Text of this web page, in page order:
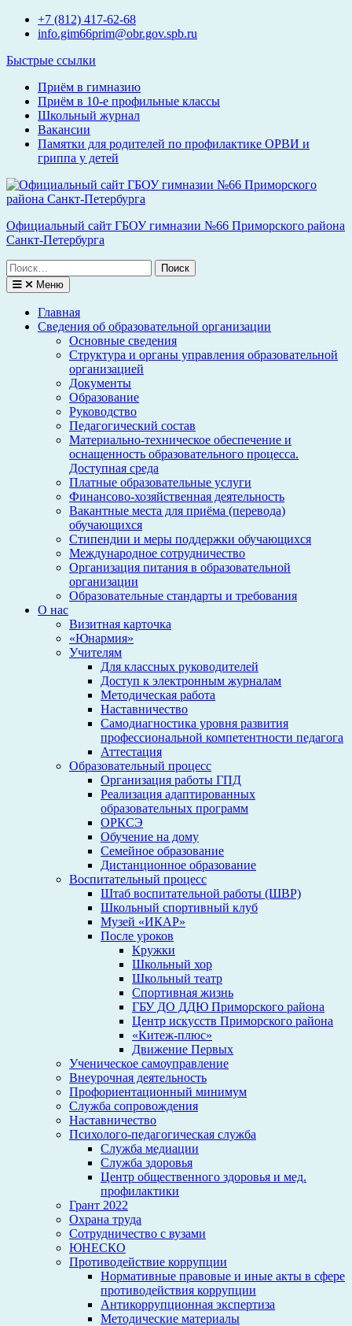
Перейти+7 (812) 417-62-68
info.gim66prim@obr.gov.spb.ru
Быстрые ссылки
Приём в гимназию
Приём в 10-е профильные классы
Школьный журнал
Вакансии
Памятки для родителей по профилактике ОРВИ и
гриппа у детей
Официальный сайт ГБОУ гимназии №66 Приморского района
Санкт-Петербурга
Поиск
по:
Меню
Главная
Сведения об образовательной организации
Основные сведения
Структура и органы управления образовательной
организацией
Документы
Образование
Руководство
Педагогический состав
Материально-техническое обеспечение и
оснащенность образовательного процесса.
Доступная среда
Платные образовательные услуги
Финансово-хозяйственная деятельность
Вакантные места для приёма (перевода)
обучающихся
Стипендии и меры поддержки обучающихся
Международное сотрудничество
Организация питания в образовательной
организации
Образовательные стандарты и требования
О нас
Визитная карточка
«Юнармия»
Учителям
Для классных руководителей
Доступ к электронным журналам
Методическая работа
Наставничество
Самодиагностика уровня развития
профессиональной компетентности педагога
Аттестация
Образовательный процесс
Организация работы ГПД
Реализация адаптированных
образовательных программ
ОРКСЭ
Обучение на дому
Семейное образование
Дистанционное образование
Воспитательный процесс
Штаб воспитательной работы (ШВР)
Школьный спортивный клуб
Музей «ИКАР»
После уроков
Кружки
Школьный хор
Школьный театр
Спортивная жизнь
ГБУ ДО ДДЮ Приморского района
Центр искусств Приморского района
«Китеж-плюс»
Движение Первых
Ученическое самоуправление
Внеурочная деятельность
Профориентационный минимум
Служба сопровождения
Наставничество
Психолого-педагогическая служба
Служба медиации
Служба здоровья
Центр общественного здоровья и мед.
профилактики
Грант 2022
Охрана труда
Сотрудничество с вузами
ЮНЕСКО
Противодействие коррупции
Нормативные правовые и иные акты в сфере
противодействия коррупции
Антикоррупционная экспертиза
Методические материалы